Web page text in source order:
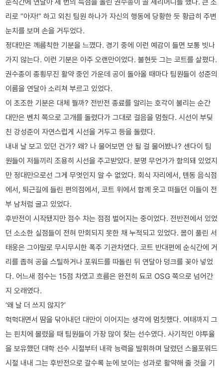
순식간에 연달아 세 번의 득점을 올린 권수종이 골 세리머니를 했다. 큰 소
리로 “아자!” 하고 외친 팀원 하나가 자신의 행동에 당황한 듯 황급히 주변
눈치를 보며 손을 거두었다.
정대만은 께름칙한 기분을 느꼈다. 경기 중에 이런 예감이 들면 보통 빗나
가지 않는다. 이런 기분은 아주 오랜만이었다. 불현듯 그는 코트를 살폈다.
권수종이 종횡무진 활약 중인 가운데 공이 돌아올 때마다 팀원들이 성준의
이름을 연달아 소리쳐 부르고 있었다.
이 초조한 기분은 대체 뭘까? 전반전 종료를 알리는 호각이 불리는 순간
대만은 벤치 쪽으로 고개를 돌렸다가 그대로 걸음을 멈췄다. 시선이 부딪
친 강성준이 자연스럽게 시선을 거두고 등을 돌렸다.
내내 날 보고 있던 건가? 왜? 나 물어보면 안 될 걸 물어봤나? 센다이 팀
원들이 저들끼리 조용히 시선을 주고받았다. 분명 무언가가 함의돼 있었지
만 정대만으로선 그게 무엇인지 알 수 없었다. 회식 자리에서, 텐동 음식점
에서, 퇴근길에 들린 편의점에서, 코트 위에서 함께 웃고 떠들던 이들이 전
부 남처럼 굴고 있었다.
후반전이 시작됐지만 점수 차는 점점 벌어지는 중이었다. 전반전에서 있었
던 소소한 실점들이 전혀 만회되지 못한 채 누적되고 있었다. 몸이 풀린 서
태웅은 그야말로 무시무시한 폭주 기관차였다. 코트 반대편에 순식간에 거
리를 좁혀 공을 스틸하거나 포워드를 따돌린 뒤 연달아 덩크를 꽂아 넣었
다. 어느새 점수는 15점 차였고 흐름은 완전히 됴코 OSG 쪽으로 넘어간
지 오래였다.
‘왜 날 더 쓰지 않지?’
헉헉대면서 땀을 닦아내던 대만이 이어지는 생각에 멈칫했다. 여태까지 그
는 핀치에 몰렸을 때 팀원들이 가장 많이 찾는 선수였다. 사기적인 야투율
을 보유했던 대학 선수 시절부터 내곽 능력을 발휘하며 달렸던 스몰포워드
시절 내내 그는 후반전으로 갈수록 눈에 보이는 성과로 활약해 줄 것을 기